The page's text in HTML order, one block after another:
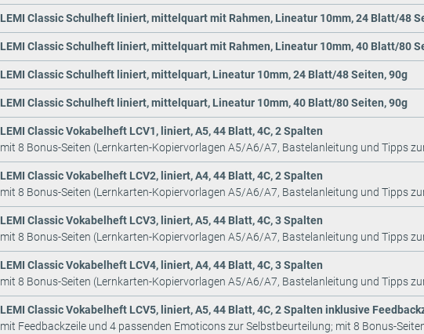
LEMI Classic Schulheft liniert, mittelquart mit Rahmen, Lineatur 10mm, 24 Blatt/48
LEMI Classic Schulheft liniert, mittelquart mit Rahmen, Lineatur 10mm, 40 Blatt/80
LEMI Classic Schulheft liniert, mittelquart, Lineatur 10mm, 24 Blatt/48 Seiten, 90g
LEMI Classic Schulheft liniert, mittelquart, Lineatur 10mm, 40 Blatt/80 Seiten, 90g
LEMI Classic Vokabelheft LCV1, liniert, A5, 44 Blatt, 4C, 2 Spalten
mit 8 Bonus-Seiten (Lernkarten-Kopiervorlagen A5/A6/A7, Bastelanleitung und Tipps
LEMI Classic Vokabelheft LCV2, liniert, A4, 44 Blatt, 4C, 2 Spalten
mit 8 Bonus-Seiten (Lernkarten-Kopiervorlagen A5/A6/A7, Bastelanleitung und Tipps
LEMI Classic Vokabelheft LCV3, liniert, A5, 44 Blatt, 4C, 3 Spalten
mit 8 Bonus-Seiten (Lernkarten-Kopiervorlagen A5/A6/A7, Bastelanleitung und Tipps
LEMI Classic Vokabelheft LCV4, liniert, A4, 44 Blatt, 4C, 3 Spalten
mit 8 Bonus-Seiten (Lernkarten-Kopiervorlagen A5/A6/A7, Bastelanleitung und Tipps
LEMI Classic Vokabelheft LCV5, liniert, A5, 44 Blatt, 4C, 2 Spalten inklusive
mit Feedbackzeile und 4 passenden Emoticons zur Selbstbeurteilung; mit 8 Bonus-